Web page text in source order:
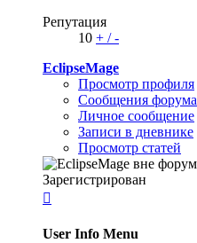
Репутация
10 + /-
EclipseMage
Просмотр профиля
Сообщения форума
Личное сообщение
Записи в дневнике
Просмотр статей
Зарегистрирован

User Info Menu